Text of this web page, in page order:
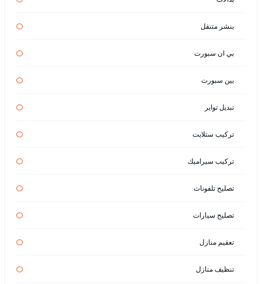
بنشر متنقل
بي ان سبورت
بين سبورت
تبديل تواير
تركيب ستلايت
تركيب سيراميك
تصليح تلفونات
تصليح سيارات
تعقيم منازل
تنظيف منازل